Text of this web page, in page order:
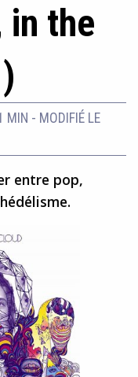
in the
MIN - MODIFIÉ LE
entre pop,